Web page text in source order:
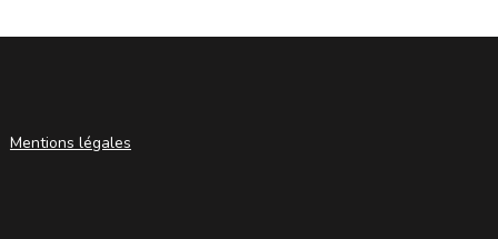
Mentions légales